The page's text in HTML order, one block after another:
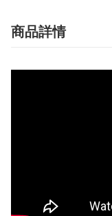
商品詳情